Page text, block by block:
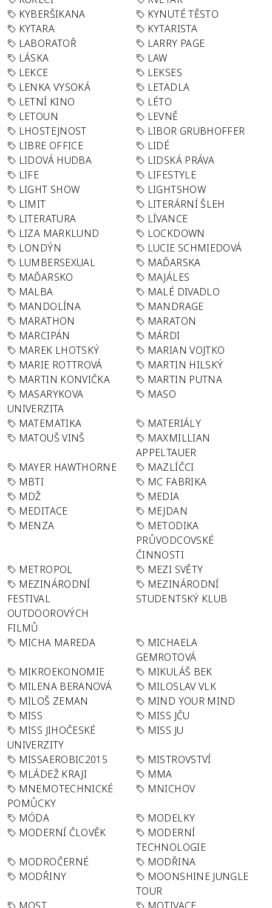
KYBERŠIKANA
KYNUTÉ TĚSTO
KYTARA
KYTARISTA
LABORATOŘ
LARRY PAGE
LÁSKA
LAW
LEKCE
LEKSES
LENKA VYSOKÁ
LETADLA
LETNÍ KINO
LÉTO
LETOUN
LEVNĚ
LHOSTEJNOST
LIBOR GRUBHOFFER
LIBRE OFFICE
LIDÉ
LIDOVÁ HUDBA
LIDSKÁ PRÁVA
LIFE
LIFESTYLE
LIGHT SHOW
LIGHTSHOW
LIMIT
LITERÁRNÍ ŠLEH
LITERATURA
LÍVANCE
LIZA MARKLUND
LOCKDOWN
LONDÝN
LUCIE SCHMIEDOVÁ
LUMBERSEXUAL
MAĎARSKA
MAĎARSKO
MAJÁLES
MALBA
MALÉ DIVADLO
MANDOLÍNA
MANDRAGE
MARATHON
MARATON
MARCIPÁN
MÁRDI
MAREK LHOTSKÝ
MARIAN VOJTKO
MARIE ROTTROVÁ
MARTIN HILSKÝ
MARTIN KONVIČKA
MARTIN PUTNA
MASARYKOVA
UNIVERZITA
MASO
MATEMATIKA
MATERIÁLY
MATOUŠ VINŠ
MAXMILLIAN
APPELTAUER
MAYER HAWTHORNE
MAZLÍČCI
MBTI
MC FABRIKA
MDŽ
MEDIA
MEDITACE
MEJDAN
MENZA
METODIKA
PRŮVODCOVSKÉ
ČINNOSTI
METROPOL
MEZI SVĚTY
MEZINÁRODNÍ
FESTIVAL
OUTDOOROVÝCH
FILMŮ
MEZINÁRODNÍ
STUDENTSKÝ KLUB
MICHA MAREDA
MICHAELA
GEMROTOVÁ
MIKROEKONOMIE
MIKULÁŠ BEK
MILENA BERANOVÁ
MILOSLAV VLK
MILOŠ ZEMAN
MIND YOUR MIND
MISS
MISS JČU
MISS JIHOČESKÉ
UNIVERZITY
MISS JU
MISSAEROBIC2015
MISTROVSTVÍ
MLÁDEŽ KRAJI
MMA
MNEMOTECHNICKÉ
POMŮCKY
MNICHOV
MÓDA
MODELKY
MODERNÍ ČLOVĚK
MODERNÍ
TECHNOLOGIE
MODROČERNÉ
MODŘINA
MODŘINY
MOONSHINE JUNGLE
TOUR